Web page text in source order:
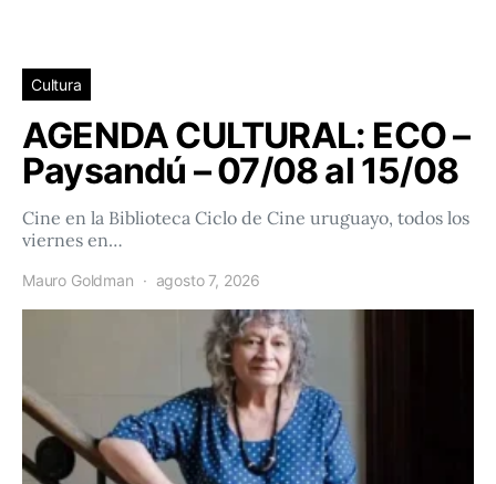
Cultura
AGENDA CULTURAL: ECO –
Paysandú – 07/08 al 15/08
Cine en la Biblioteca Ciclo de Cine uruguayo, todos los
viernes en…
Mauro Goldman agosto 7, 2026